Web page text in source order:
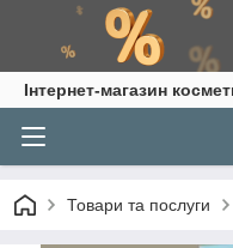
Інтернет-магазин
Товари та послуги